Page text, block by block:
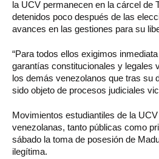
la UCV permanecen en la cárcel de
detenidos poco después de las
avances en las gestiones para su
“Para todos ellos exigimos
garantías constitucionales y legales
los demás venezolanos que tras su
sido objeto de procesos judiciales
Movimientos estudiantiles de la
venezolanas, tanto públicas como
sábado la toma de posesión de
ilegítima.